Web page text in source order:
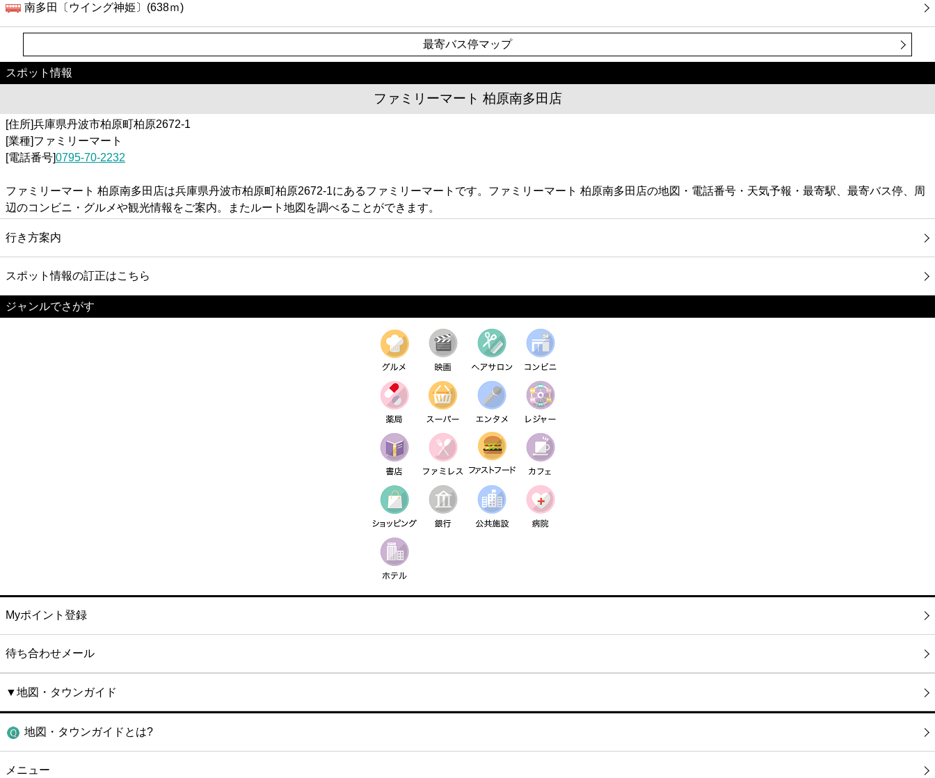
南多田〔ウイング神姫〕(638ｍ)
最寄バス停マップ
スポット情報
ファミリーマート 柏原南多田店
[住所]兵庫県丹波市柏原町柏原2672-1
[業種]ファミリーマート
[電話番号]0795-70-2232
ファミリーマート 柏原南多田店は兵庫県丹波市柏原町柏原2672-1にあるファミリーマートです。ファミリーマート 柏原南多田店の地図・電話番号・天気予報・最寄駅、最寄バス停、周
辺のコンビニ・グルメや観光情報をご案内。またルート地図を調べることができます。
行き方案内
スポット情報の訂正はこちら
ジャンルでさがす
Myポイント登録
待ち合わせメール
▼地図・タウンガイド
地図・タウンガイドとは?
メニュー